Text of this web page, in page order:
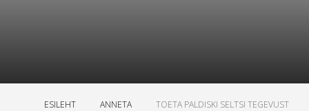
ESILEHT ANNETA TOETA PALDISKI SELTSI TEGEVUST